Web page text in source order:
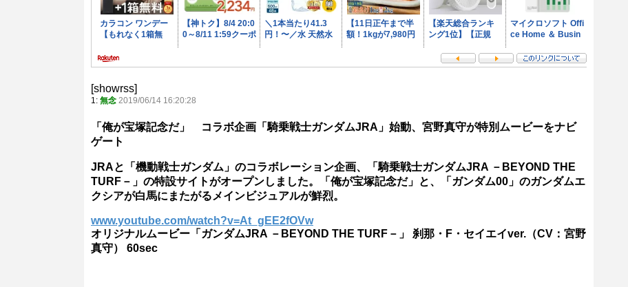
[showrss]
1: 無念 2019/06/14 16:20:28
「俺が宝塚記念だ」 コラボ企画「騎乗戦士ガンダムJRA」始動、宮野真守が特別ムービーをナビ
ゲート
JRAと「機動戦士ガンダム」のコラボレーション企画、「騎乗戦士ガンダムJRA －BEYOND THE
TURF－」の特設サイトがオープンしました。「俺が宝塚記念だ」と、「ガンダム00」のガンダムエ
クシアが白馬にまたがるメインビジュアルが鮮烈。
www.youtube.com/watch?v=At_gEE2fOVw
オリジナルムービー「ガンダムJRA －BEYOND THE TURF－」 刹那・F・セイエイver.（CV：宮野
真守） 60sec